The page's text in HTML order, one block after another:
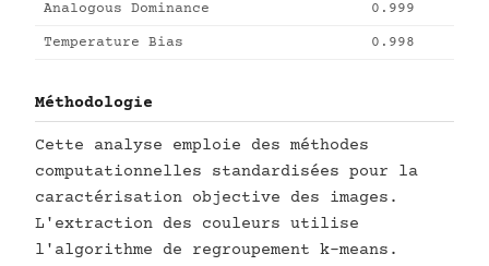
Analogous Dominance 0.999
Temperature Bias 0.998
Méthodologie
Cette analyse emploie des méthodes
computationnelles standardisées pour la
caractérisation objective des images.
L'extraction des couleurs utilise
l'algorithme de regroupement k-means.